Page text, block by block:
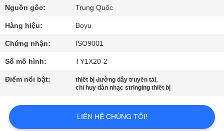
THAM
QUAN
NHÀ
MÁY
SOÁT
CHẤT
Nguồn gốc: Trung Quốc
Hàng hiệu: Boyu
Chứng nhận: ISO9001
Số mô hình: TY1X20-2
Điểm nổi bật: thiết bị đường dây truyền tải,
chỉ huy dàn nhạc stringing thiết bị
LIÊN HỆ CHÚNG TÔI!